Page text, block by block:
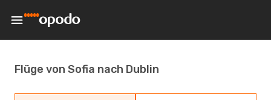
Flüge von Sofia nach Dublin